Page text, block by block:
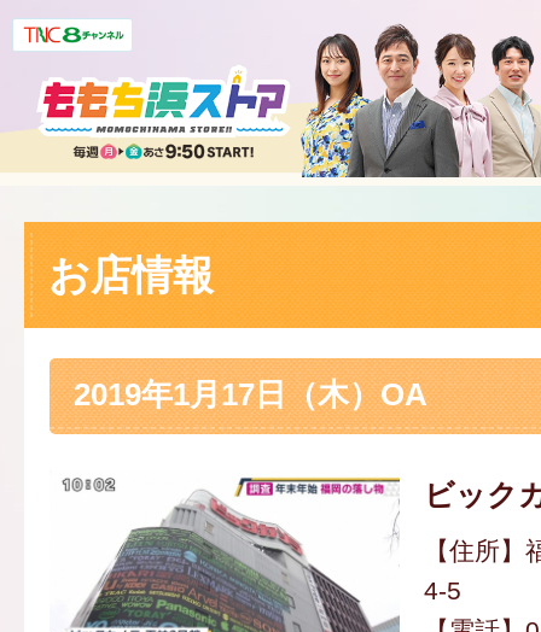
お店情報
2019年1月17日（木）OA
ビック
【住所
4-5